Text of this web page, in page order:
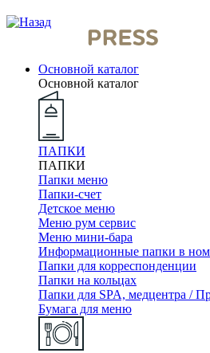
Основной каталог
Основной каталог
ПАПКИ
ПАПКИ
Папки меню
Папки-счет
Детское меню
Меню рум сервис
Меню мини-бара
Информационные папки в
Папки для корреспонденции
Папки на кольцах
Папки для SPA, медцентра /
Бумага для меню